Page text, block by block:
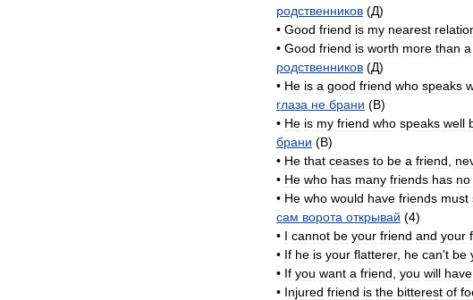
родственников (Д)
• Good friend is my nearest
• Good friend is worth more than a
родственников (Д)
• He is a good friend who speaks
глаза не брани (B)
• He is my friend who speaks well
брани (B)
• He that ceases to be a friend
• He who has many friends has no
• He who would have friends must
сам ворота открывай (4)
• I cannot be your friend and your
• If he is your flatterer, he can't be
• If you want a friend you will have
• Injured friend is the bitterest of